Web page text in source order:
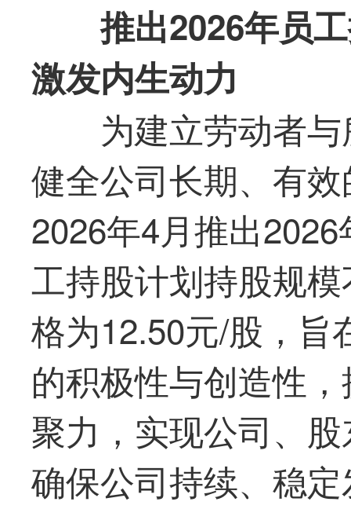
推出2026年员
激发内生动力
为建立劳动者
健全公司长期、有
2026年4月推出
工持股计划持股规
格为12.50元/股，旨
的积极性与创造性
聚力，实现公司、
确保公司持续、稳